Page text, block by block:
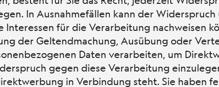
In Ausnahmefällen kann der Widerspruch
Interessen für die Verarbeitung nachweisen
der Geltendmachung, Ausübung oder
Daten verarbeiten, um
gegen diese Verarbeitung
in Verbindung steht. Sie haben